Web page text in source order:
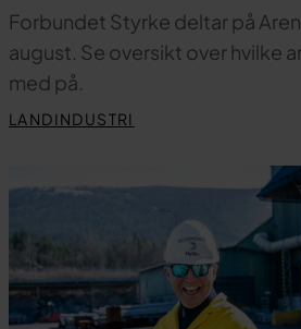
Forbundet Styrke deltar på
august. Se oversikt over hvilke
med på.
LANDINDUSTRI